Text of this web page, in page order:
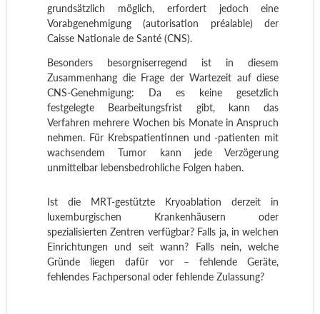
grundsätzlich möglich, erfordert jedoch eine
Vorabgenehmigung (autorisation préalable) der
Caisse Nationale de Santé (CNS).
Besonders besorgniserregend ist in diesem
Zusammenhang die Frage der Wartezeit auf diese
CNS-Genehmigung: Da es keine gesetzlich
festgelegte Bearbeitungsfrist gibt, kann das
Verfahren mehrere Wochen bis Monate in Anspruch
nehmen. Für Krebspatientinnen und -patienten mit
wachsendem Tumor kann jede Verzögerung
unmittelbar lebensbedrohliche Folgen haben.
Ist die MRT-gestützte Kryoablation derzeit in
luxemburgischen Krankenhäusern oder
spezialisierten Zentren verfügbar? Falls ja, in welchen
Einrichtungen und seit wann? Falls nein, welche
Gründe liegen dafür vor – fehlende Geräte,
fehlendes Fachpersonal oder fehlende Zulassung?